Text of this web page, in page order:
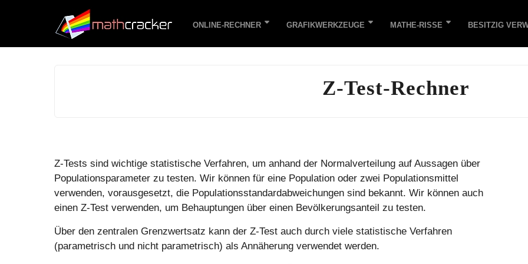
ONLINE-RECHNER GRAFIKWERKZEUGE MATHE-RISSE BESITZIG
Z-Test-Rechner
Z-Tests sind wichtige statistische Verfahren, um anhand der Normalverteilung auf Aussagen über
Populationsparameter zu testen. Wir können für eine Population oder zwei Populationsmittel
verwenden, vorausgesetzt, die Populationsstandardabweichungen sind bekannt. Wir können auch
einen Z-Test verwenden, um Behauptungen über einen Bevölkerungsanteil zu testen.
Über den zentralen Grenzwertsatz kann der Z-Test auch durch viele statistische Verfahren
(parametrisch und nicht parametrisch) als Annäherung verwendet werden.